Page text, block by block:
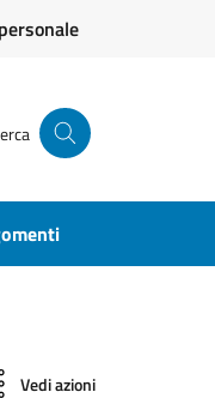
Vedi azioni